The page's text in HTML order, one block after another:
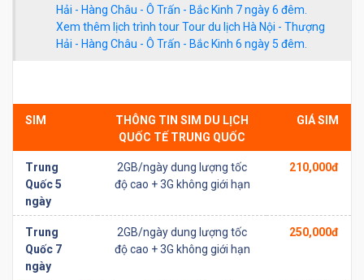
Hải - Hàng Châu - Ô Trấn - Bắc Kinh 7 ngày 6 đêm.
Xem thêm lịch trình tour Tour du lịch Hà Nội - Thượng
Hải - Hàng Châu - Ô Trấn - Bắc Kinh 6 ngày 5 đêm.
SIM
THÔNG TIN SIM DU LỊCH
QUỐC TẾ TRUNG QUỐC
GIÁ SIM
Trung
Quốc 5
ngày
2GB/ngày dung lượng tốc
độ cao + 3G không giới hạn
210,000đ
Trung
Quốc 7
ngày
2GB/ngày dung lượng tốc
độ cao + 3G không giới hạn
250,000đ